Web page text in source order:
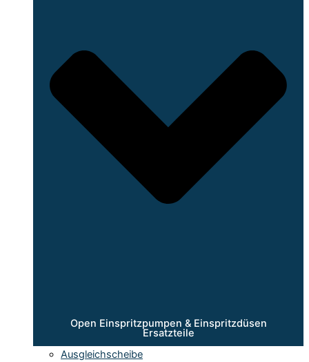
Open Einspritzpumpen & Einspritzdüsen
Ersatzteile
Ausgleichscheibe